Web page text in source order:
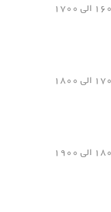
✳️ یونولیت تیرچه کرومیت دومتری/۱۶۰۰ الی ۱۷۰۰
✳️ یونولیت تیرچه کرومیت دومتری/۱۷۰۰ الی ۱۸۰۰
✳️ یونولیت تیرچه کرومیت دومتری/۱۸۰۰ الی ۱۹۰۰